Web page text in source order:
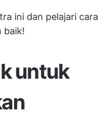
ini dan pelajari cara
baik!
untuk